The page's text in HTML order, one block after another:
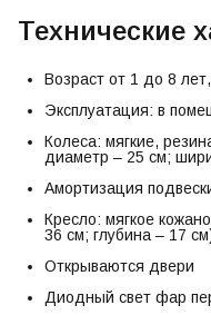
Технические
Возраст от 1 до 8
Эксплуатация: в
Колеса: мягкие,
диаметр – 25 см;
Амортизация
Кресло: мягкое
36 см; глубина – 17
Открываются двери
Диодный свет фар